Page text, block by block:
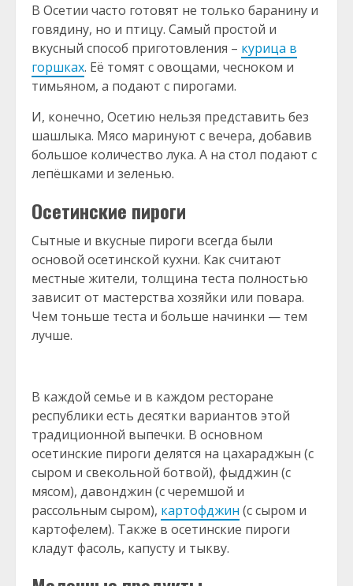
В Осетии часто готовят не только баранину и
говядину, но и птицу. Самый простой и
вкусный способ приготовления – курица в
горшках. Её томят с овощами, чесноком и
тимьяном, а подают с пирогами.
И, конечно, Осетию нельзя представить без
шашлыка. Мясо маринуют с вечера, добавив
большое количество лука. А на стол подают с
лепёшками и зеленью.
Осетинские пироги
Сытные и вкусные пироги всегда были
основой осетинской кухни. Как считают
местные жители, толщина теста полностью
зависит от мастерства хозяйки или повара.
Чем тоньше теста и больше начинки — тем
лучше.
В каждой семье и в каждом ресторане
республики есть десятки вариантов этой
традиционной выпечки. В основном
осетинские пироги делятся на цахараджын (с
сыром и свекольной ботвой), фыдджин (с
мясом), давонджин (с черемшой и
рассольным сыром), картофджин (с сыром и
картофелем). Также в осетинские пироги
кладут фасоль, капусту и тыкву.